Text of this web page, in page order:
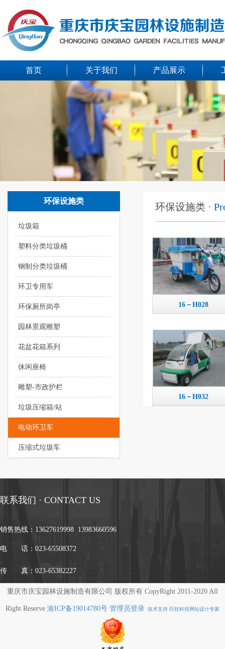
首页 关于我们 产品展示
环保设施类
垃圾箱
塑料分类垃圾桶
钢制分类垃圾桶
环卫专用车
环保厕所岗亭
园林景观雕塑
花盆花箱系列
休闲座椅
雕塑-市政护栏
垃圾压缩箱/站
电动环卫车
压缩式垃圾车
环保设施类 ·
16－H028
16－H032
联系我们 · CONTACT US
销售热线： 13627619998 13983660596
电 话：023-65508372
传 真：023-65382227
重庆市庆宝园林设施制造有限公司 版权所有 CopyRight 2011-2020 All
Right Reserve 渝ICP备19014780号 管理员登录 技术支持 巨软科技网站设计专家